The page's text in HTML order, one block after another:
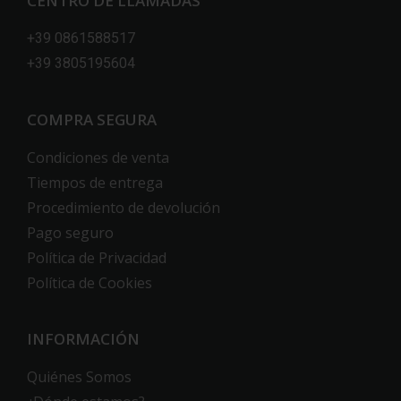
+39 0861588517
+39 3805195604
COMPRA SEGURA
Condiciones de venta
Tiempos de entrega
Procedimiento de devolución
Pago seguro
Política de Privacidad
Política de Cookies
INFORMACIÓN
Quiénes Somos